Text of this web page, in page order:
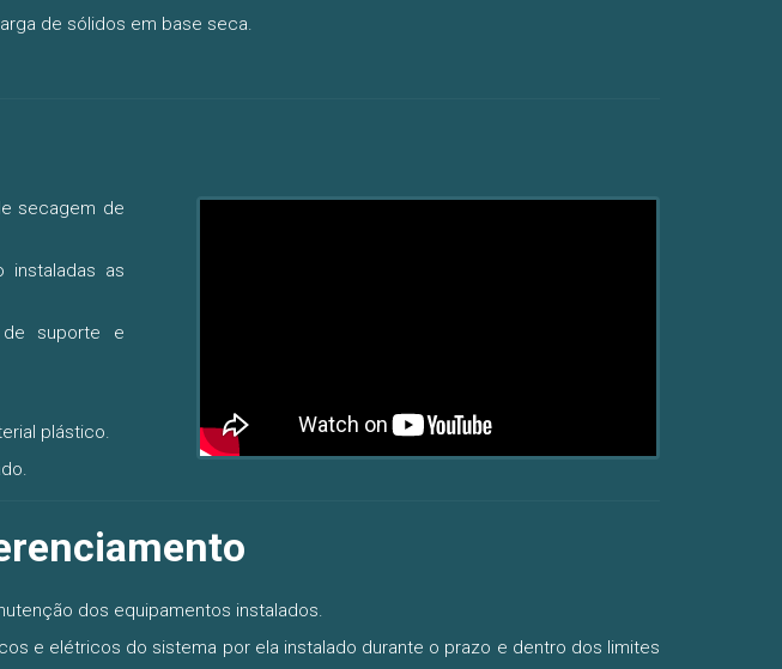
de sólidos em base seca.
secagem de
instaladas as
suporte e
plástico.
dos equipamentos instalados.
e elétricos do sistema por ela instalado durante o prazo e dentro dos limites